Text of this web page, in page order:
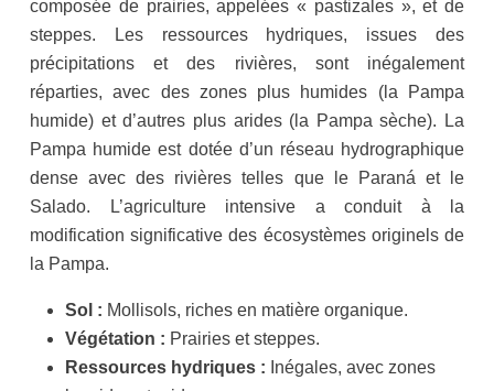
composée de prairies, appelées « pastizales », et de
steppes. Les ressources hydriques, issues des
précipitations et des rivières, sont inégalement
réparties, avec des zones plus humides (la Pampa
humide) et d’autres plus arides (la Pampa sèche). La
Pampa humide est dotée d’un réseau hydrographique
dense avec des rivières telles que le Paraná et le
Salado. L’agriculture intensive a conduit à la
modification significative des écosystèmes originels de
la Pampa.
Sol : Mollisols, riches en matière organique.
Végétation : Prairies et steppes.
Ressources hydriques : Inégales, avec zones